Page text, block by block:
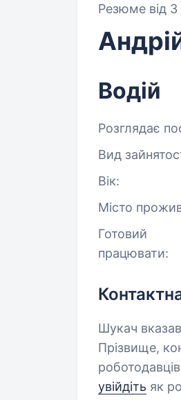
Резюме від
Водій
Розглядає
Вид
Вік:
Місто
Готовий
працювати:
Шукач
Прізвище,
увійдіть як